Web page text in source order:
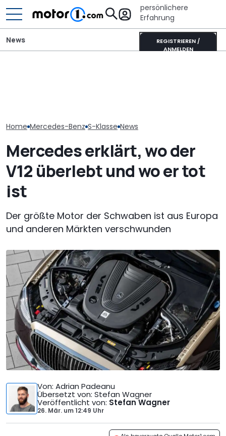
persönlichere
Erfahrung
REGISTRIEREN /
ANMELDEN
News
Home Mercedes-Benz S-Klasse News
Mercedes erklärt, wo der
V12 überlebt und wo er tot
ist
Der größte Motor der Schwaben ist aus Europa
und anderen Märkten verschwunden
Von: Adrian Padeanu
Übersetzt von: Stefan Wagner
Veröffentlicht von: Stefan Wagner
26. Mär. um12:49 Uhr